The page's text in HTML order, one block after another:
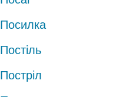
Посилка
Постіль
Постріл